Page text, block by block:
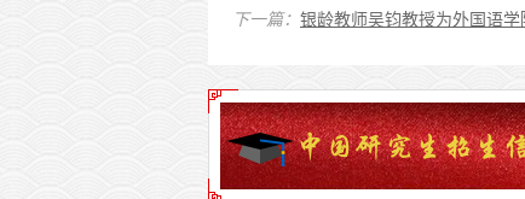
下一篇： 银龄教师吴钧教授为外国语